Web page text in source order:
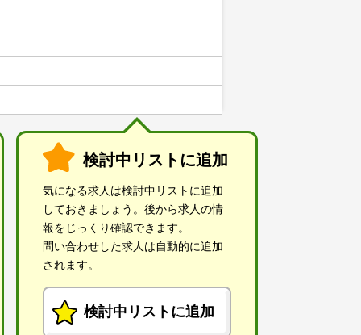
検討中リストに追加
気になる求人は検討中リストに追加
しておきましょう。後から求人の情
報をじっくり確認できます。
問い合わせした求人は自動的に追加
されます。
検討中リストに追加